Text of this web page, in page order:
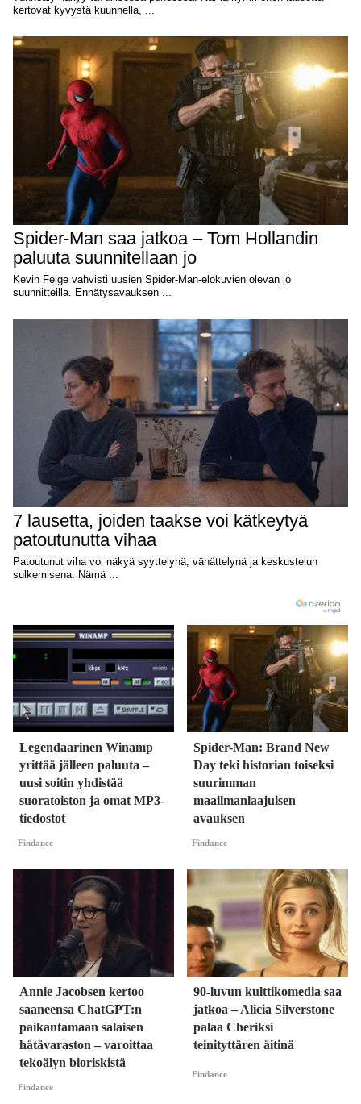
Legendaarinen Winamp
yrittää jälleen paluuta –
uusi soitin yhdistää
suoratoiston ja omat MP3-
tiedostot
Findance
Spider-Man: Brand New
Day teki historian toiseksi
suurimman
maailmanlaajuisen
avauksen
Findance
Annie Jacobsen kertoo
saaneensa ChatGPT:n
paikantamaan salaisen
hätävaraston – varoittaa
tekoälyn bioriskistä
Findance
90-luvun kulttikomedia saa
jatkoa – Alicia Silverstone
palaa Cheriksi
teinityttären äitinä
Findance